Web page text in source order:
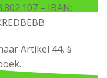
– IBAN:
Artikel 44, §